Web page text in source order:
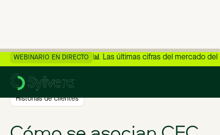
WEBINARIO EN DIRECTO 📊 Las últimas cifras del mercado
Historias de clientes